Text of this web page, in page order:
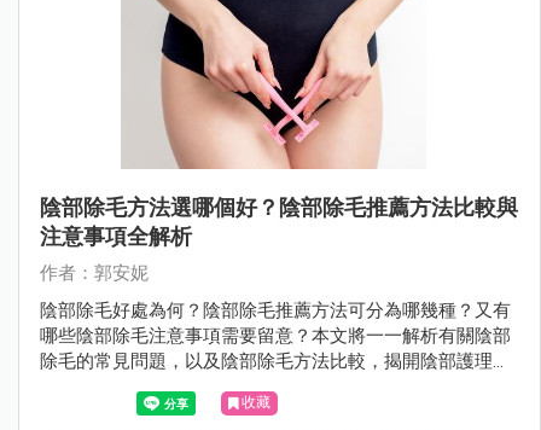
陰部除毛方法選哪個好？陰部除毛推薦方法比較與
注意事項全解析
作者：郭安妮
陰部除毛好處為何？陰部除毛推薦方法可分為哪幾種？又有
哪些陰部除毛注意事項需要留意？本文將一一解析有關陰部
除毛的常見問題，以及陰部除毛方法比較，揭開陰部護理的
收藏